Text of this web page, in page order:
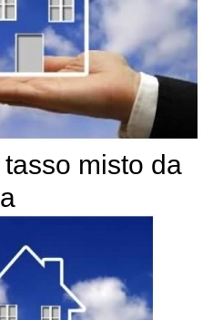
misto da